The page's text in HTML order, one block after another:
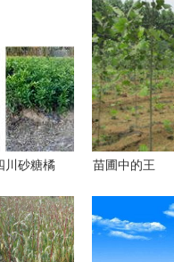
川砂糖橘
质培育到
场销售的
苗圃中的王
法桐高清实
景一览